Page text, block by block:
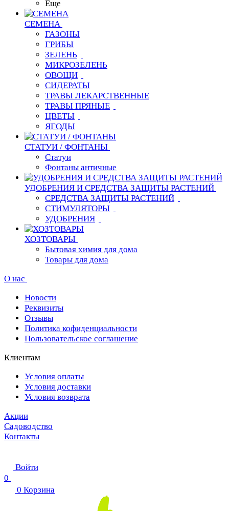
Еще
СЕМЕНА
ГАЗОНЫ
ГРИБЫ
ЗЕЛЕНЬ
МИКРОЗЕЛЕНЬ
ОВОЩИ
СИДЕРАТЫ
ТРАВЫ ЛЕКАРСТВЕННЫЕ
ТРАВЫ ПРЯНЫЕ
ЦВЕТЫ
ЯГОДЫ
СТАТУИ / ФОНТАНЫ
Статуи
Фонтаны античные
УДОБРЕНИЯ И СРЕДСТВА ЗАЩИТЫ РАСТЕНИЙ
СРЕДСТВА ЗАЩИТЫ РАСТЕНИЙ
СТИМУЛЯТОРЫ
УДОБРЕНИЯ
ХОЗТОВАРЫ
Бытовая химия для дома
Товары для дома
О нас
Новости
Реквизиты
Отзывы
Политика кофиденциальности
Пользовательское соглашение
Клиентам
Условия оплаты
Условия доставки
Условия возврата
Акции
Садоводство
Контакты
Войти
0
0 Корзина